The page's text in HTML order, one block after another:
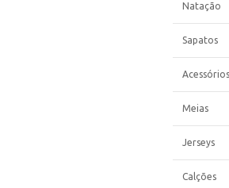
Natação
Sapatos
Acessórios
Meias
Jerseys
Calções